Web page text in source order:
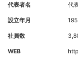
代表者名 代
設立年月
社員数
WEB